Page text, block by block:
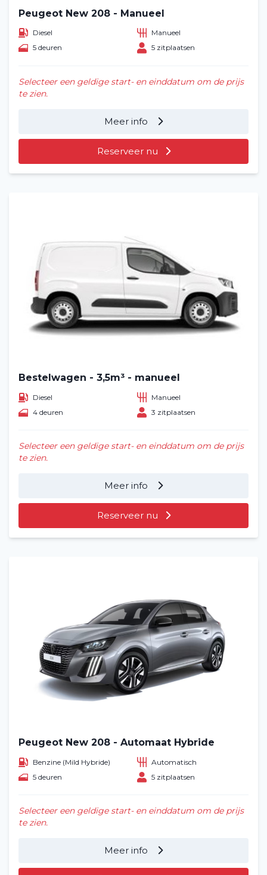
Peugeot New 208 - Manueel
Diesel
Manueel
5 deuren
5 zitplaatsen
Selecteer een geldige start- en einddatum om de prijs
te zien.
Meer info
Reserveer nu
Bestelwagen - 3,5m³ - manueel
Diesel
Manueel
4 deuren
3 zitplaatsen
Selecteer een geldige start- en einddatum om de prijs
te zien.
Meer info
Reserveer nu
Peugeot New 208 - Automaat Hybride
Benzine (Mild Hybride)
Automatisch
5 deuren
5 zitplaatsen
Selecteer een geldige start- en einddatum om de prijs
te zien.
Meer info